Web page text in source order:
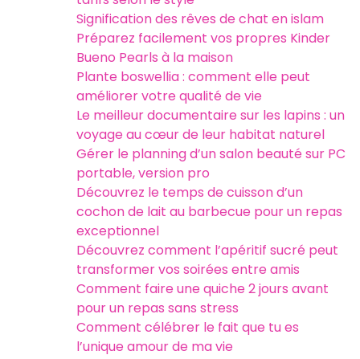
Signification des rêves de chat en islam
Préparez facilement vos propres Kinder
Bueno Pearls à la maison
Plante boswellia : comment elle peut
améliorer votre qualité de vie
Le meilleur documentaire sur les lapins : un
voyage au cœur de leur habitat naturel
Gérer le planning d’un salon beauté sur PC
portable, version pro
Découvrez le temps de cuisson d’un
cochon de lait au barbecue pour un repas
exceptionnel
Découvrez comment l’apéritif sucré peut
transformer vos soirées entre amis
Comment faire une quiche 2 jours avant
pour un repas sans stress
Comment célébrer le fait que tu es
l’unique amour de ma vie